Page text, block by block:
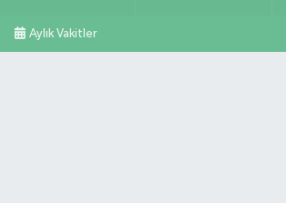
Aylık Vakitler